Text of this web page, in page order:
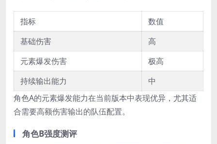
指标
数值
基础伤害
高
元素爆发伤害
极高
持续输出能力
中
角色A的元素爆发能力在当前版本中表现优异，尤其适
合需要高额伤害输出的队伍配置。
角色B强度测评